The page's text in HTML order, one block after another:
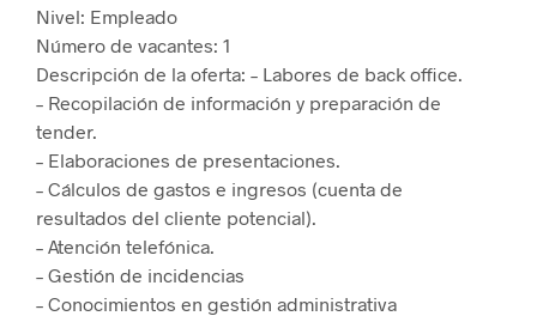
Nivel: Empleado
Número de vacantes: 1
Descripción de la oferta: – Labores de back office.
– Recopilación de información y preparación de
tender.
– Elaboraciones de presentaciones.
– Cálculos de gastos e ingresos (cuenta de
resultados del cliente potencial).
– Atención telefónica.
– Gestión de incidencias
– Conocimientos en gestión administrativa